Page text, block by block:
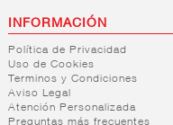
INFORMACIÓN
Política de Privacidad
Uso de Cookies
Terminos y Condiciones
Aviso Legal
Atención Personalizada
Preguntas más frecuentes